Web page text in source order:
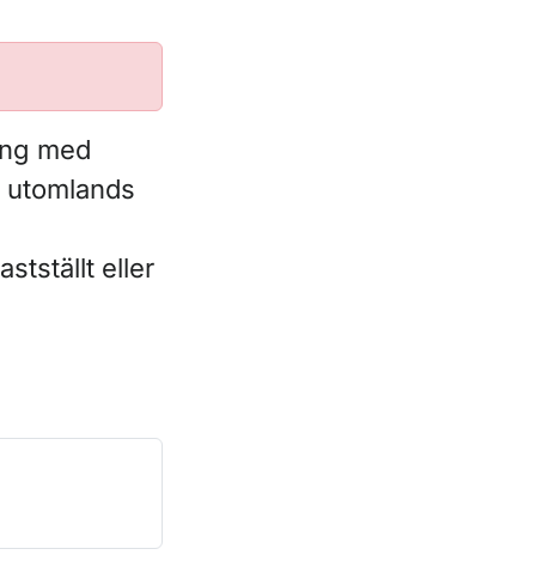
med
eller